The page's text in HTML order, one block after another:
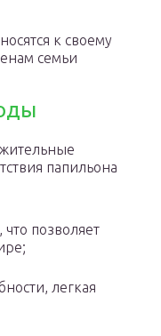
к своему
семьи
папильона
позволяет
легкая